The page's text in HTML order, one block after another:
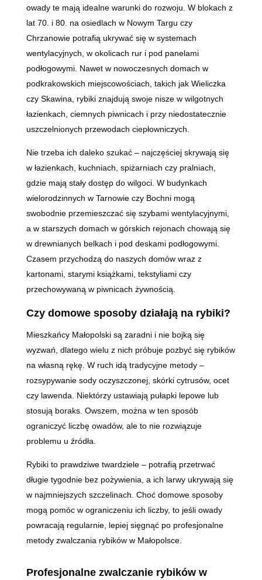
owady te mają idealne warunki do rozwoju. W blokach z
lat 70. i 80. na osiedlach w Nowym Targu czy
Chrzanowie potrafią ukrywać się w systemach
wentylacyjnych, w okolicach rur i pod panelami
podłogowymi. Nawet w nowoczesnych domach w
podkrakowskich miejscowościach, takich jak Wieliczka
czy Skawina, rybiki znajdują swoje nisze w wilgotnych
łazienkach, ciemnych piwnicach i przy niedostatecznie
uszczelnionych przewodach ciepłowniczych.
Nie trzeba ich daleko szukać – najczęściej skrywają się
w łazienkach, kuchniach, spiżarniach czy pralniach,
gdzie mają stały dostęp do wilgoci. W budynkach
wielorodzinnych w Tarnowie czy Bochni mogą
swobodnie przemieszczać się szybami wentylacyjnymi,
a w starszych domach w górskich rejonach chowają się
w drewnianych belkach i pod deskami podłogowymi.
Czasem przychodzą do naszych domów wraz z
kartonami, starymi książkami, tekstyliami czy
przechowywaną w piwnicach żywnością.
Czy domowe sposoby działają na rybiki?
Mieszkańcy Małopolski są zaradni i nie bojką się
wyzwań, dlatego wielu z nich próbuje pozbyć się rybików
na własną rękę. W ruch idą tradycyjne metody –
rozsypywanie sody oczyszczonej, skórki cytrusów, ocet
czy lawenda. Niektórzy ustawiają pułapki lepowe lub
stosują boraks. Owszem, można w ten sposób
ograniczyć liczbę owadów, ale to nie rozwiązuje
problemu u źródła.
Rybiki to prawdziwe twardziele – potrafią przetrwać
długie tygodnie bez pożywienia, a ich larwy ukrywają się
w najmniejszych szczelinach. Choć domowe sposoby
mogą pomóc w ograniczeniu ich liczby, to jeśli owady
powracają regularnie, lepiej sięgnąć po profesjonalne
metody zwalczania rybików w Małopolsce.
Profesjonalne zwalczanie rybików w